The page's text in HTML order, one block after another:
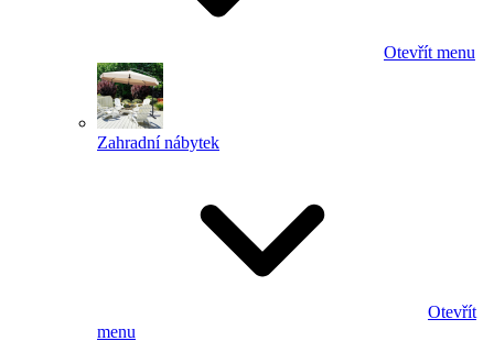
Otevřít menu
Zahradní nábytek
Otevřít
menu